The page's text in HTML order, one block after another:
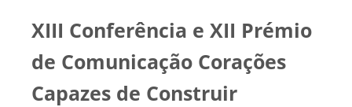
XIII Conferência e XII Prémio
de Comunicação Corações
Capazes de Construir